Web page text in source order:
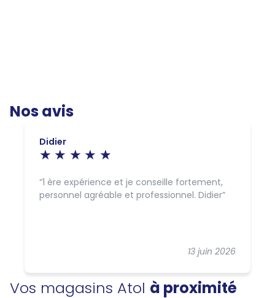
Nos avis
Didier
13 juin 2026
1 ère expérience et je conseille fortement,
personnel agréable et professionnel. Didier
Vos magasins Atol à proximité